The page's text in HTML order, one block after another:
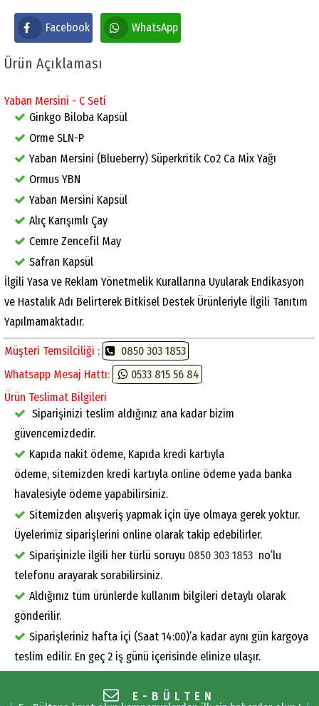
Facebook WhatsApp
Ürün Açıklaması
Yaban Mersini - C Seti
Ginkgo Biloba Kapsül
Orme SLN-P
Yaban Mersini (Blueberry) Süperkritik Co2 Ca Mix Yağı
Ormus YBN
Yaban Mersini Kapsül
Alıç Karışımlı Çay
Cemre Zencefil May
Safran Kapsül
İlgili Yasa ve Reklam Yönetmelik Kurallarına Uyularak Endikasyon
ve Hastalık Adı Belirterek Bitkisel Destek Ürünleriyle İlgili Tanıtım
Yapılmamaktadır.
Müşteri Temsilciliği :
0850 303 1853
Whatsapp Mesaj Hattı:
0533 815 56 84
Ürün Teslimat Bilgileri
Siparişinizi teslim aldığınız ana kadar bizim
güvencemizdedir.
Kapıda nakit ödeme, Kapıda kredi kartıyla
ödeme, sitemizden kredi kartıyla online ödeme yada banka
havalesiyle ödeme yapabilirsiniz.
Sitemizden alışveriş yapmak için üye olmaya gerek yoktur.
Üyelerimiz siparişlerini online olarak takip edebilirler.
Siparişinizle ilgili her türlü soruyu 0850 303 1853 no’lu
telefonu arayarak sorabilirsiniz.
Aldığınız tüm ürünlerde kullanım bilgileri detaylı olarak
gönderilir.
Siparişleriniz hafta içi (Saat 14:00)’a kadar aynı gün kargoya
teslim edilir. En geç 2 iş günü içerisinde elinize ulaşır.
E-BÜLTEN